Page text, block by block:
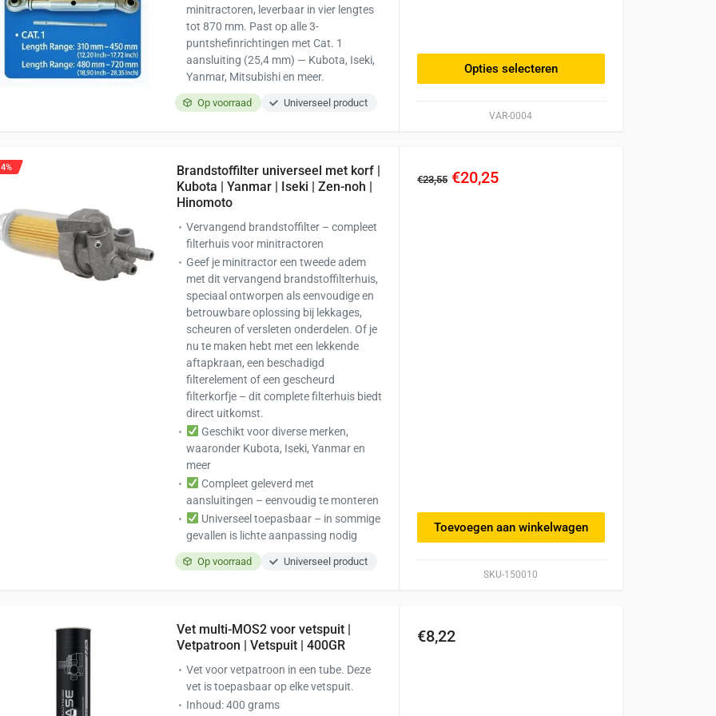
Op voorraad Universeel product
VAR-0004
minitractoren, leverbaar in vier lengtes
tot 870 mm. Past op alle 3-
puntshefinrichtingen met Cat. 1
aansluiting (25,4 mm) — Kubota, Iseki,
Yanmar, Mitsubishi en meer.
Opties selecteren
kan
Op voorraad Universeel product
SKU-150010
Brandstoffilter universeel met korf |
Kubota | Yanmar | Iseki | Zen-noh |
Hinomoto
Vervangend brandstoffilter – compleet
filterhuis voor minitractoren
Geef je minitractor een tweede adem
met dit vervangend brandstoffilterhuis,
speciaal ontworpen als eenvoudige en
betrouwbare oplossing bij lekkages,
scheuren of versleten onderdelen. Of je
nu te maken hebt met een lekkende
aftapkraan, een beschadigd
filterelement of een gescheurd
filterkorfje – dit complete filterhuis biedt
direct uitkomst.
Geschikt voor diverse merken,
waaronder Kubota, Iseki, Yanmar en
meer
Compleet geleverd met
aansluitingen – eenvoudig te monteren
Universeel toepasbaar – in sommige
gevallen is lichte aanpassing nodig
€23,55 €20,25
Toevoegen aan winkelwagen
Vet multi-MOS2 voor vetspuit |
Vetpatroon | Vetspuit | 400GR
Vet voor vetpatroon in een tube. Deze
vet is toepasbaar op elke vetspuit.
Inhoud: 400 grams
€8,22